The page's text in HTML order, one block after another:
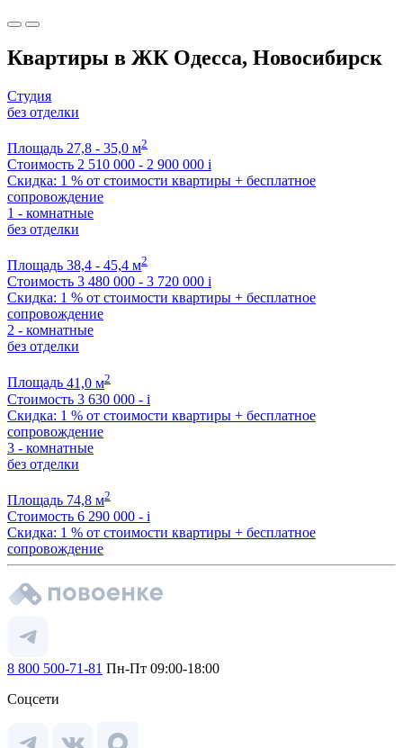
Квартиры в ЖК Одесса, Новосибирск
Студия
без отделки
Площадь 27,8 - 35,0 м2
Стоимость 2 510 000 - 2 900 000 i
Скидка: 1 % от стоимости квартиры + бесплатное
сопровождение
1 - комнатные
без отделки
Площадь 38,4 - 45,4 м2
Стоимость 3 480 000 - 3 720 000 i
Скидка: 1 % от стоимости квартиры + бесплатное
сопровождение
2 - комнатные
без отделки
Площадь 41,0 м2
Стоимость 3 630 000 - i
Скидка: 1 % от стоимости квартиры + бесплатное
сопровождение
3 - комнатные
без отделки
Площадь 74,8 м2
Стоимость 6 290 000 - i
Скидка: 1 % от стоимости квартиры + бесплатное
сопровождение
8 800 500-71-81 Пн-Пт 09:00-18:00
Соцсети